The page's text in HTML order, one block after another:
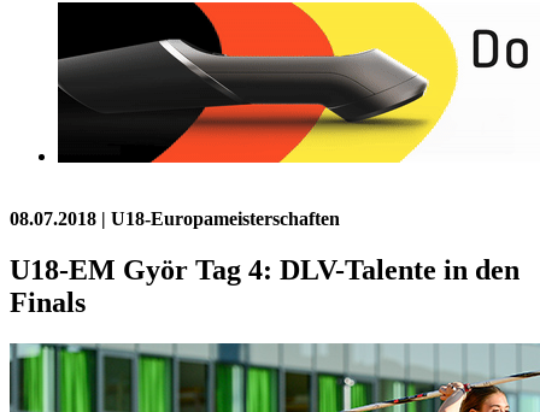
08.07.2018 | U18-Europameisterschaften
U18-EM Györ Tag 4: DLV-Talente in den
Finals